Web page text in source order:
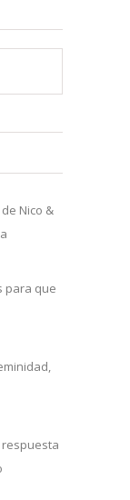
Nico &
para que
respuesta